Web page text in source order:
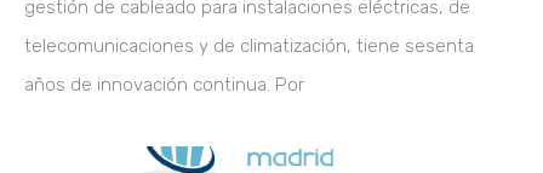
gestión de cableado para instalaciones eléctricas, de
telecomunicaciones y de climatización, tiene sesenta
años de innovación continua. Por